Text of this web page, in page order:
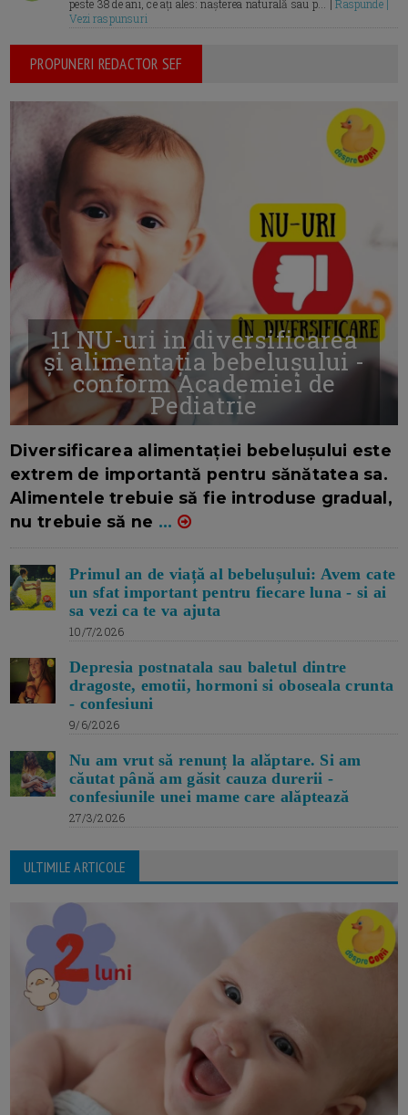
peste 38 de ani, ce ați ales: nașterea naturală sau p... |Raspunde |
Vezi raspunsuri
PROPUNERI REDACTOR SEF
11 NU-uri in diversificarea
și alimentația bebelușului -
conform Academiei de
Pediatrie
Diversificarea alimentației bebelușului este
extrem de importantă pentru sănătatea sa.
Alimentele trebuie să fie introduse gradual,
nu trebuie să ne ...
Primul an de viață al bebelușului: Avem cate
un sfat important pentru fiecare luna - si ai
sa vezi ca te va ajuta
10/7/2026
Depresia postnatala sau baletul dintre
dragoste, emotii, hormoni si oboseala crunta
- confesiuni
9/6/2026
Nu am vrut să renunț la alăptare. Si am
căutat până am găsit cauza durerii -
confesiunile unei mame care alăptează
27/3/2026
ULTIMILE ARTICOLE